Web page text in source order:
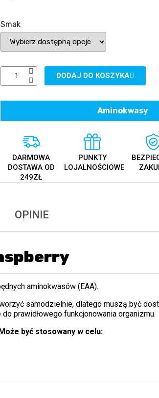
Smak
DODAJ DO KOSZYKA
Aminokwasy
DARMOWA
DOSTAWA OD
249ZŁ
PUNKTY
LOJALNOŚCIOWE
OPINIE
aminokwasów (EAA).
samodzielnie, dlatego muszą być
prawidłowego funkcjonowania organizmu.
być stosowany w celu: